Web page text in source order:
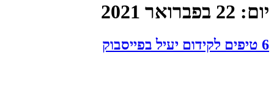
יום: 22 בפברואר 2021
6 טיפים לקידום יעיל בפייסבוק